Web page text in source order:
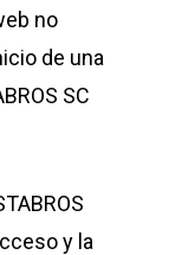
no
de una
SC
y la